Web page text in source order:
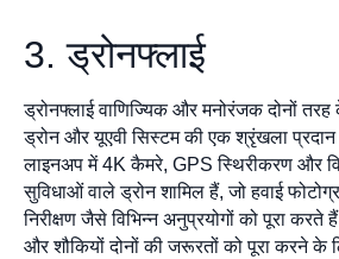
3. ड्रोनफ्लाई
ड्रोनफ्लाई वाणिज्यिक और मनोरंजक दोनों
ड्रोन और यूएवी सिस्टम की एक श्रृंखला
लाइनअप में 4K कैमरे, GPS स्थिरीकरण और
सुविधाओं वाले ड्रोन शामिल हैं, जो हवाई
निरीक्षण जैसे विभिन्न अनुप्रयोगों को पूरा करते
और शौकियों दोनों की जरूरतों को पूरा करने के